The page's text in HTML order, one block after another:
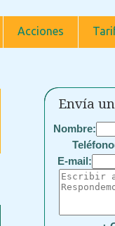
Acciones
Envía
Nombre:
E-mail: